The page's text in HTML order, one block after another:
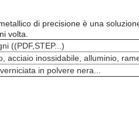
di precisione è una
volta.
((PDF,STEP...)
acciaio inossidabile, alluminio,
in polvere nera...